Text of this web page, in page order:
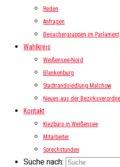
Reden
Anfragen
Besuchergruppen im Parlament
Wahlkreis
Weißensee-Nord
Blankenburg
Stadtrandsiedlung Malchow
Neues aus der
Kontakt
Kiezbüro in Weißensee
Mitarbeiter
Sprechstunden
Suche nach: